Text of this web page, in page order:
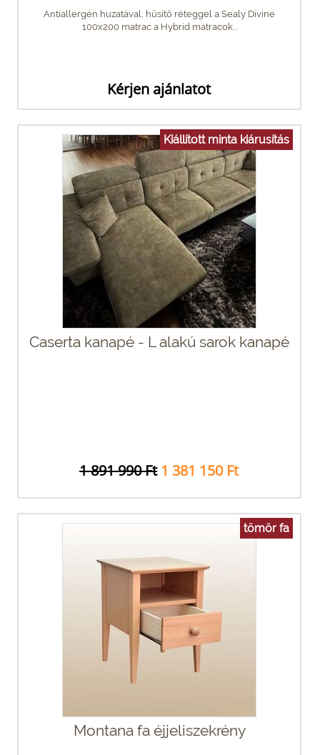
Antiallergén huzatával, hűsítő réteggel a Sealy Divine
100x200 matrac a Hybrid matracok...
Kérjen ajánlatot
Kiállított minta kiárusítás
Caserta kanapé - L alakú sarok kanapé
1 891 990 Ft 1 381 150 Ft
tömör fa
Montana fa éjjeliszekrény